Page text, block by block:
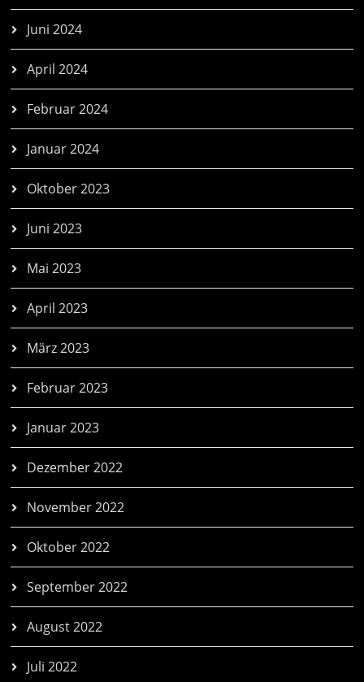
Juni 2024
April 2024
Februar 2024
Januar 2024
Oktober 2023
Juni 2023
Mai 2023
April 2023
März 2023
Februar 2023
Januar 2023
Dezember 2022
November 2022
Oktober 2022
September 2022
August 2022
Juli 2022